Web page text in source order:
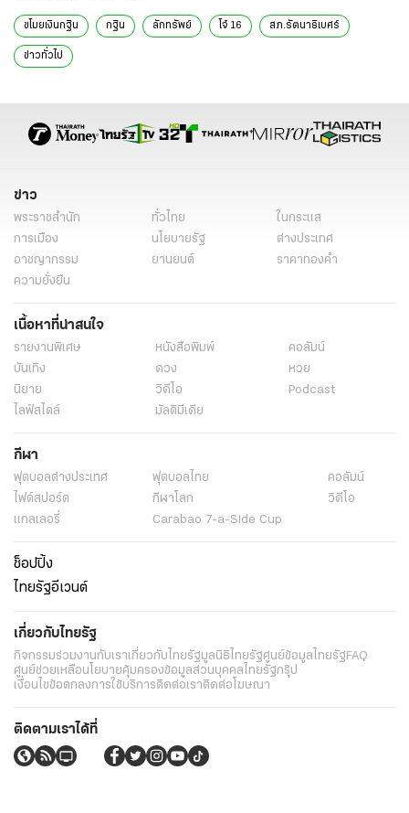
ขโมยเงินกฐิน กฐิน ลักทรัพย์ โจ๋ 16 สภ.รัตนาธิเบศร์
ข่าวทั่วไป
ข่าว
พระราชสำนัก ทั่วไทย
ในกระแส
การเมือง
นโยบายรัฐ
ต่างประเทศ
อาชญากรรม
ยานยนต์
ราคาทองคำ
ความยั่งยืน
เนื้อหาที่น่าสนใจ
รายงานพิเศษ หนังสือพิมพ์
คอลัมน์
บันเทิง
ดวง
หวย
นิยาย
วิดีโอ
Podcast
ไลฟ์สไตล์
มัลติมีเดีย
กีฬา
ฟุตบอลต่่างประเทศ ฟุตบอลไทย
คอลัมน์
ไฟต์สปอร์ต
กีฬาโลก
วิดีโอ
แกลเลอรี่
Carabao 7-a-Side Cup
ช็อปปิ้ง
ไทยรัฐอีเวนต์
เกี่ยวกับไทยรัฐ
กิจกรรมร่วมงานกับเราเกี่ยวกับไทยรัฐมูลนิธิไทยรัฐศูนย์ข้อมูลไทยรัฐFAQ
ศูนย์ช่วยเหลือนโยบายคุ้มครองข้อมูลส่วนบุคคลไทยรัฐกรุ๊ป
เงื่อนไขข้อตกลงการใช้บริการติดต่อเราติดต่อโฆษณา
ติดตามเราได้ที่